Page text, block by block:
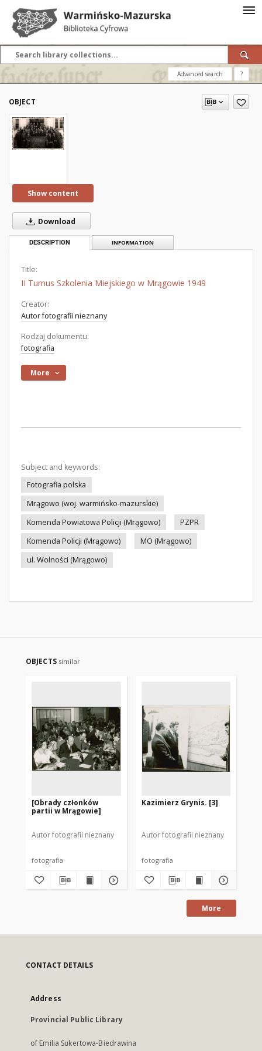
Advanced search ?
OBJECT
Show content
Download
DESCRIPTION INFORMATION
Title:
II Turnus Szkolenia Miejskiego w Mrągowie 1949
Creator:
Autor fotografii nieznany
Rodzaj dokumentu:
fotografia
More
Subject and keywords:
Fotografia polska
Mrągowo (woj. warmińsko-mazurskie)
Komenda Powiatowa Policji (Mrągowo)
PZPR
Komenda Policji (Mrągowo)
MO (Mrągowo)
ul. Wolności (Mrągowo)
OBJECTS similar
[Obrady członków
partii w Mrągowie]
Autor fotografii nieznany
fotografia
Kazimierz Grynis. [3]
Autor fotografii nieznany
fotografia
More
CONTACT DETAILS
Address
Provincial Public Library
of Emilia Sukertowa-Biedrawina